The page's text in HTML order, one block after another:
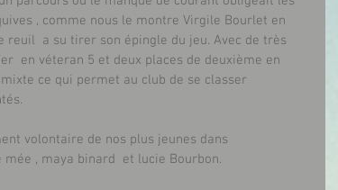
, comme nous le montre Virgile Bourlet en
reuil  a su tirer son épingle du jeu. Avec de très
en véteran 5 et deux places de deuxième en
ce qui permet au club de se classer
, maya binard  et lucie Bourbon.